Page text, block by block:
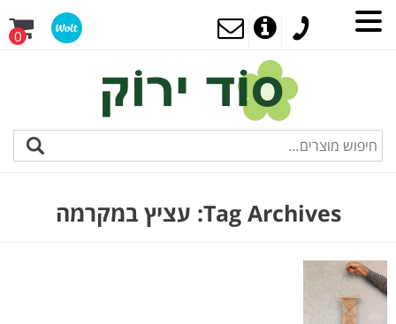
0
Tag Archives: עציץ במקרמה